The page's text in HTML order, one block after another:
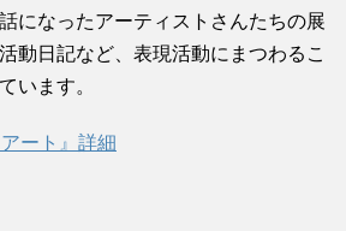
になったアーティストさんたちの展
動日記など、表現活動にまつわるこ
います。
ート』詳細